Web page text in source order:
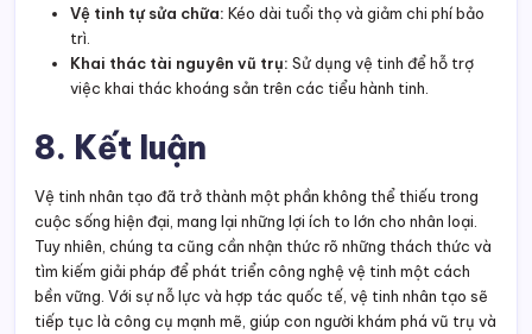
Vệ tinh tự sửa chữa: Kéo dài tuổi thọ và giảm chi phí bảo
trì.
Khai thác tài nguyên vũ trụ: Sử dụng vệ tinh để hỗ trợ
việc khai thác khoáng sản trên các tiểu hành tinh.
8. Kết luận
Vệ tinh nhân tạo đã trở thành một phần không thể thiếu trong
cuộc sống hiện đại, mang lại những lợi ích to lớn cho nhân loại.
Tuy nhiên, chúng ta cũng cần nhận thức rõ những thách thức và
tìm kiếm giải pháp để phát triển công nghệ vệ tinh một cách
bền vững. Với sự nỗ lực và hợp tác quốc tế, vệ tinh nhân tạo sẽ
tiếp tục là công cụ mạnh mẽ, giúp con người khám phá vũ trụ và